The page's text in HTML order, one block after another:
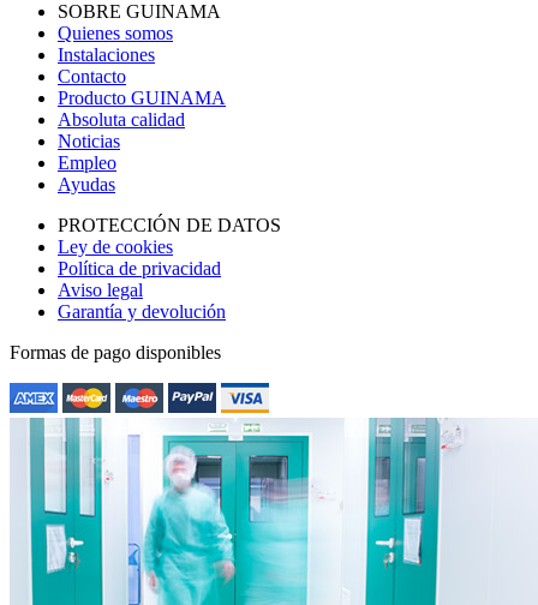
SOBRE GUINAMA
Quienes somos
Instalaciones
Contacto
Producto GUINAMA
Absoluta calidad
Noticias
Empleo
Ayudas
PROTECCIÓN DE DATOS
Ley de cookies
Política de privacidad
Aviso legal
Garantía y devolución
Formas de pago disponibles